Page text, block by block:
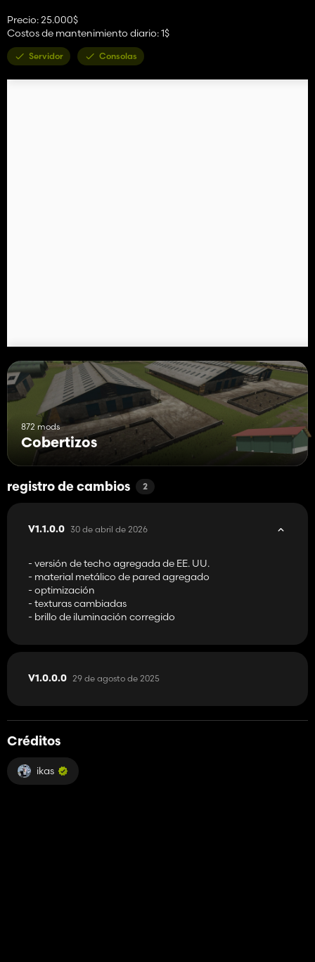
Precio: 25.000$
Costos de mantenimiento diario: 1$
Servidor Consolas
872 mods
Cobertizos
registro de cambios 2
V1.1.0.0 30 de abril de 2026
- versión de techo agregada de EE. UU.
- material metálico de pared agregado
- optimización
- texturas cambiadas
- brillo de iluminación corregido
V1.0.0.0 29 de agosto de 2025
Créditos
ikas